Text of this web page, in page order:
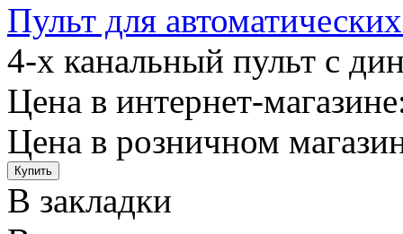
Пульт для
4-х канальный пульт с
Цена в интернет-
Цена в розничном
В закладки